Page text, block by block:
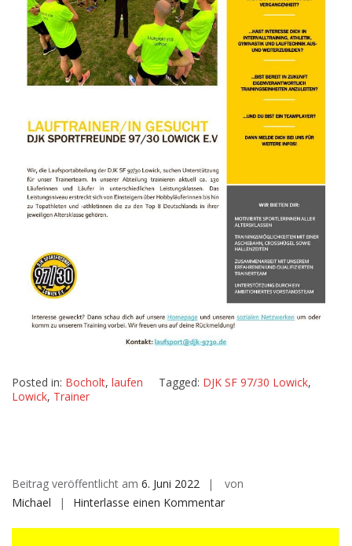
Posted in: Bocholt, laufen Tagged: DJK SF 97/30 Lowick,
Lowick, Trainer
Beitrag veröffentlicht am 6. Juni 2022
von
Michael
Hinterlasse einen Kommentarauf